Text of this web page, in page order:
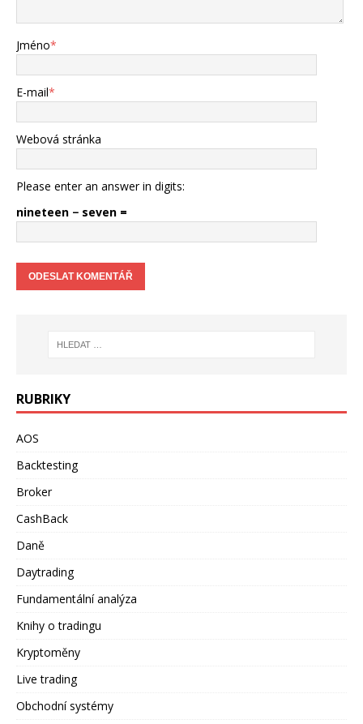
Jméno*
E-mail*
Webová stránka
Please enter an answer in digits:
nineteen − seven =
RUBRIKY
AOS
Backtesting
Broker
CashBack
Daně
Daytrading
Fundamentální analýza
Knihy o tradingu
Kryptoměny
Live trading
Obchodní systémy